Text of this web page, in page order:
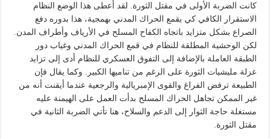
كانت الضربة الأولى في مقتل الثورة. لقد أعطى هذا الوضع النظام
الاستقرار الكافي كي يقمع الحراك المدني بهمجية، هذا بدوره دفع
الصراع بشكل متزايد باتجاه الكفاح المسلح في الأرياف وأطراف المدن.
لكن الوحشية المطلقة للنظام في قمع الحراك المدني وغياب دور
الطبقة العاملة بالإضافة إلى التفوق العسكري للنظام أدى إلى تزايد
عزلة مليشيات الثورة على الرغم من تناميها الكبير. وكما يقال فإن
الطبيعة ترفض الفراغ والقوى الإمبريالية والرجعية عندما أيقنت أنه من
غير الممكن تجاهل الحراك المسلح بدأت العمل على الهيمنة عليه
مستغلة حاجة الثوار إلى الدعم والسلاح، هنا تأتي الضربة الثانية في
مقتل الثورة.